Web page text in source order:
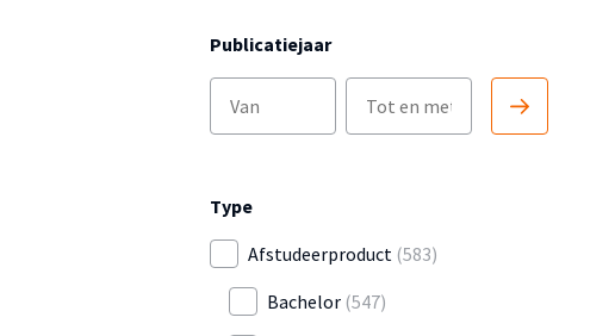
Publicatiejaar
Type
Afstudeerproduct (583)
Bachelor (547)